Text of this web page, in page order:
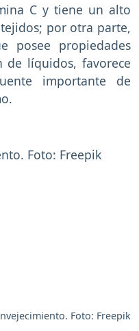
C y tiene un alto
por otra parte,
posee propiedades
de líquidos, favorece
importante de
Foto: Freepik